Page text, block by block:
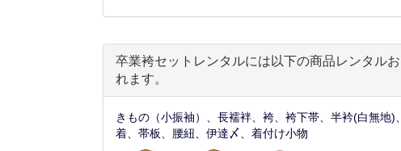
卒業袴セットレンタルには以下の商品レンタル
れます。
きもの（小振袖）、長襦袢、袴、袴下帯、半衿(白無地)
着、帯板、腰紐、伊達〆、着付け小物